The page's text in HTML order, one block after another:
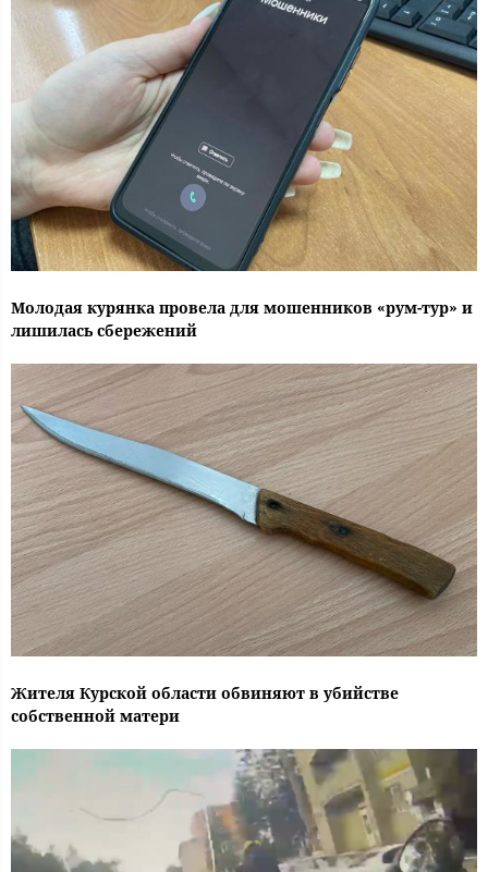
Молодая курянка провела для мошенников «рум-тур» и
лишилась сбережений
Жителя Курской области обвиняют в убийстве
собственной матери